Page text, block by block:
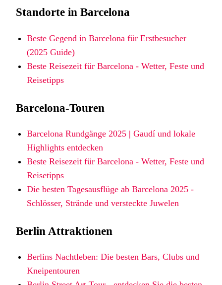
Standorte in Barcelona
Beste Gegend in Barcelona für Erstbesucher
(2025 Guide)
Beste Reisezeit für Barcelona - Wetter, Feste und
Reisetipps
Barcelona-Touren
Barcelona Rundgänge 2025 | Gaudí und lokale
Highlights entdecken
Beste Reisezeit für Barcelona - Wetter, Feste und
Reisetipps
Die besten Tagesausflüge ab Barcelona 2025 -
Schlösser, Strände und versteckte Juwelen
Berlin Attraktionen
Berlins Nachtleben: Die besten Bars, Clubs und
Kneipentouren